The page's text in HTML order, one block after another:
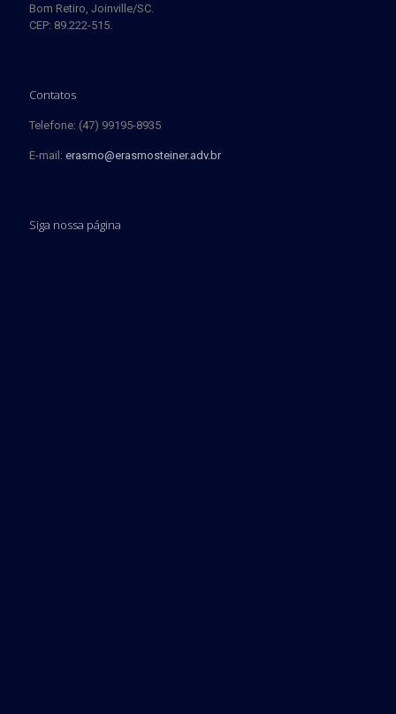
Bom Retiro, Joinville/SC.
CEP: 89.222-515.
Contatos
Telefone: (47) 99195-8935
E-mail: erasmo@erasmosteiner.adv.br
Siga nossa página